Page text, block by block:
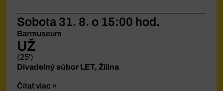
Sobota 31. 8. o 15:00 hod.
Barmuseum
UŽ
(25')
Divadelný súbor LET, Žilina
Čítať viac »